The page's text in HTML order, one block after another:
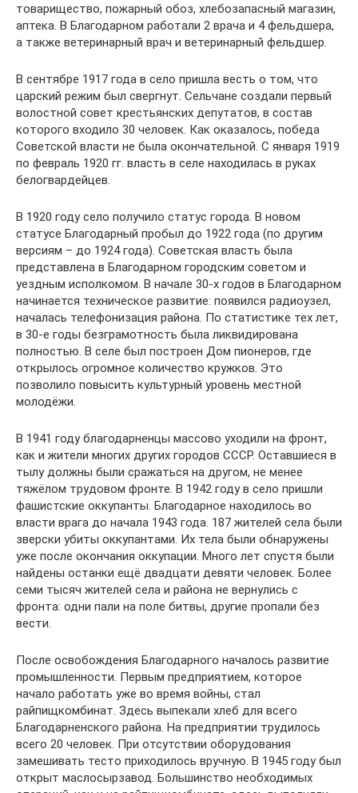
товарищество, пожарный обоз, хлебозапасный магазин,
аптека. В Благодарном работали 2 врача и 4 фельдшера,
а также ветеринарный врач и ветеринарный фельдшер.
В сентябре 1917 года в село пришла весть о том, что
царский режим был свергнут. Сельчане создали первый
волостной совет крестьянских депутатов, в состав
которого входило 30 человек. Как оказалось, победа
Советской власти не была окончательной. С января 1919
по февраль 1920 гг. власть в селе находилась в руках
белогвардейцев.
В 1920 году село получило статус города. В новом
статусе Благодарный пробыл до 1922 года (по другим
версиям – до 1924 года). Советская власть была
представлена в Благодарном городским советом и
уездным исполкомом. В начале 30-х годов в Благодарном
начинается техническое развитие: появился радиоузел,
началась телефонизация района. По статистике тех лет,
в 30-е годы безграмотность была ликвидирована
полностью. В селе был построен Дом пионеров, где
открылось огромное количество кружков. Это
позволило повысить культурный уровень местной
молодёжи.
В 1941 году благодарненцы массово уходили на фронт,
как и жители многих других городов СССР. Оставшиеся в
тылу должны были сражаться на другом, не менее
тяжёлом трудовом фронте. В 1942 году в село пришли
фашистские оккупанты. Благодарное находилось во
власти врага до начала 1943 года. 187 жителей села были
зверски убиты оккупантами. Их тела были обнаружены
уже после окончания оккупации. Много лет спустя были
найдены останки ещё двадцати девяти человек. Более
семи тысяч жителей села и района не вернулись с
фронта: одни пали на поле битвы, другие пропали без
вести.
После освобождения Благодарного началось развитие
промышленности. Первым предприятием, которое
начало работать уже во время войны, стал
райпищкомбинат. Здесь выпекали хлеб для всего
Благодарненского района. На предприятии трудилось
всего 20 человек. При отсутствии оборудования
замешивать тесто приходилось вручную. В 1945 году был
открыт маслосырзавод. Большинство необходимых